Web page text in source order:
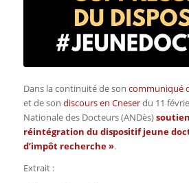
Dans la continuité de son communiqué
et de son discours en Cneserdu 11
Nationale des Docteurs (ANDès)
réintégration du dispositif jeune
d’impôt recherche ».
Extrait :